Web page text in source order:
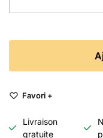
Favori +
Livraison
gratuite